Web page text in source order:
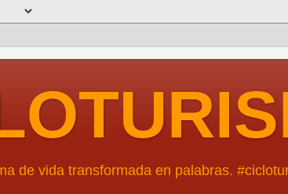
de vida transformada en palabras.